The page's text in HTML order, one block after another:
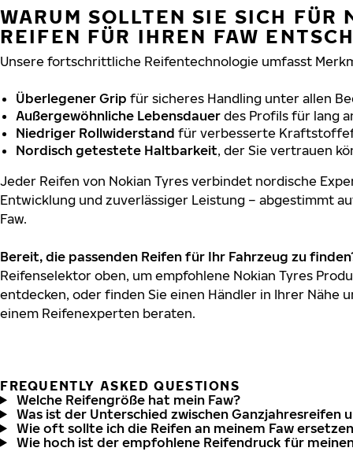
WARUM SOLLTEN SIE SICH FÜR
REIFEN FÜR IHREN FAW
Unsere fortschrittliche Reifentechnologie umfasst
Überlegener Grip für sicheres Handling unter allen
Außergewöhnliche Lebensdauer des Profils für lang
Niedriger Rollwiderstand für verbesserte
Nordisch getestete Haltbarkeit, der Sie vertrauen
Jeder Reifen von Nokian Tyres verbindet nordische
Entwicklung und zuverlässiger Leistung – abgestimmt
Faw.
Bereit, die passenden Reifen für Ihr Fahrzeug zu
Reifenselektor oben, um empfohlene Nokian Tyres
entdecken, oder finden Sie einen Händler in Ihrer Nähe
einem Reifenexperten beraten.
FREQUENTLY ASKED QUESTIONS
Welche Reifengröße hat mein Faw?
Was ist der Unterschied zwischen Ganzjahresreifen
Wie oft sollte ich die Reifen an meinem Faw
Wie hoch ist der empfohlene Reifendruck für